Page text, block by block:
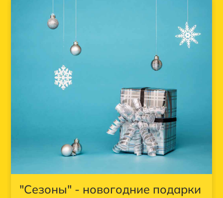
"Сезоны" - новогодние подарки